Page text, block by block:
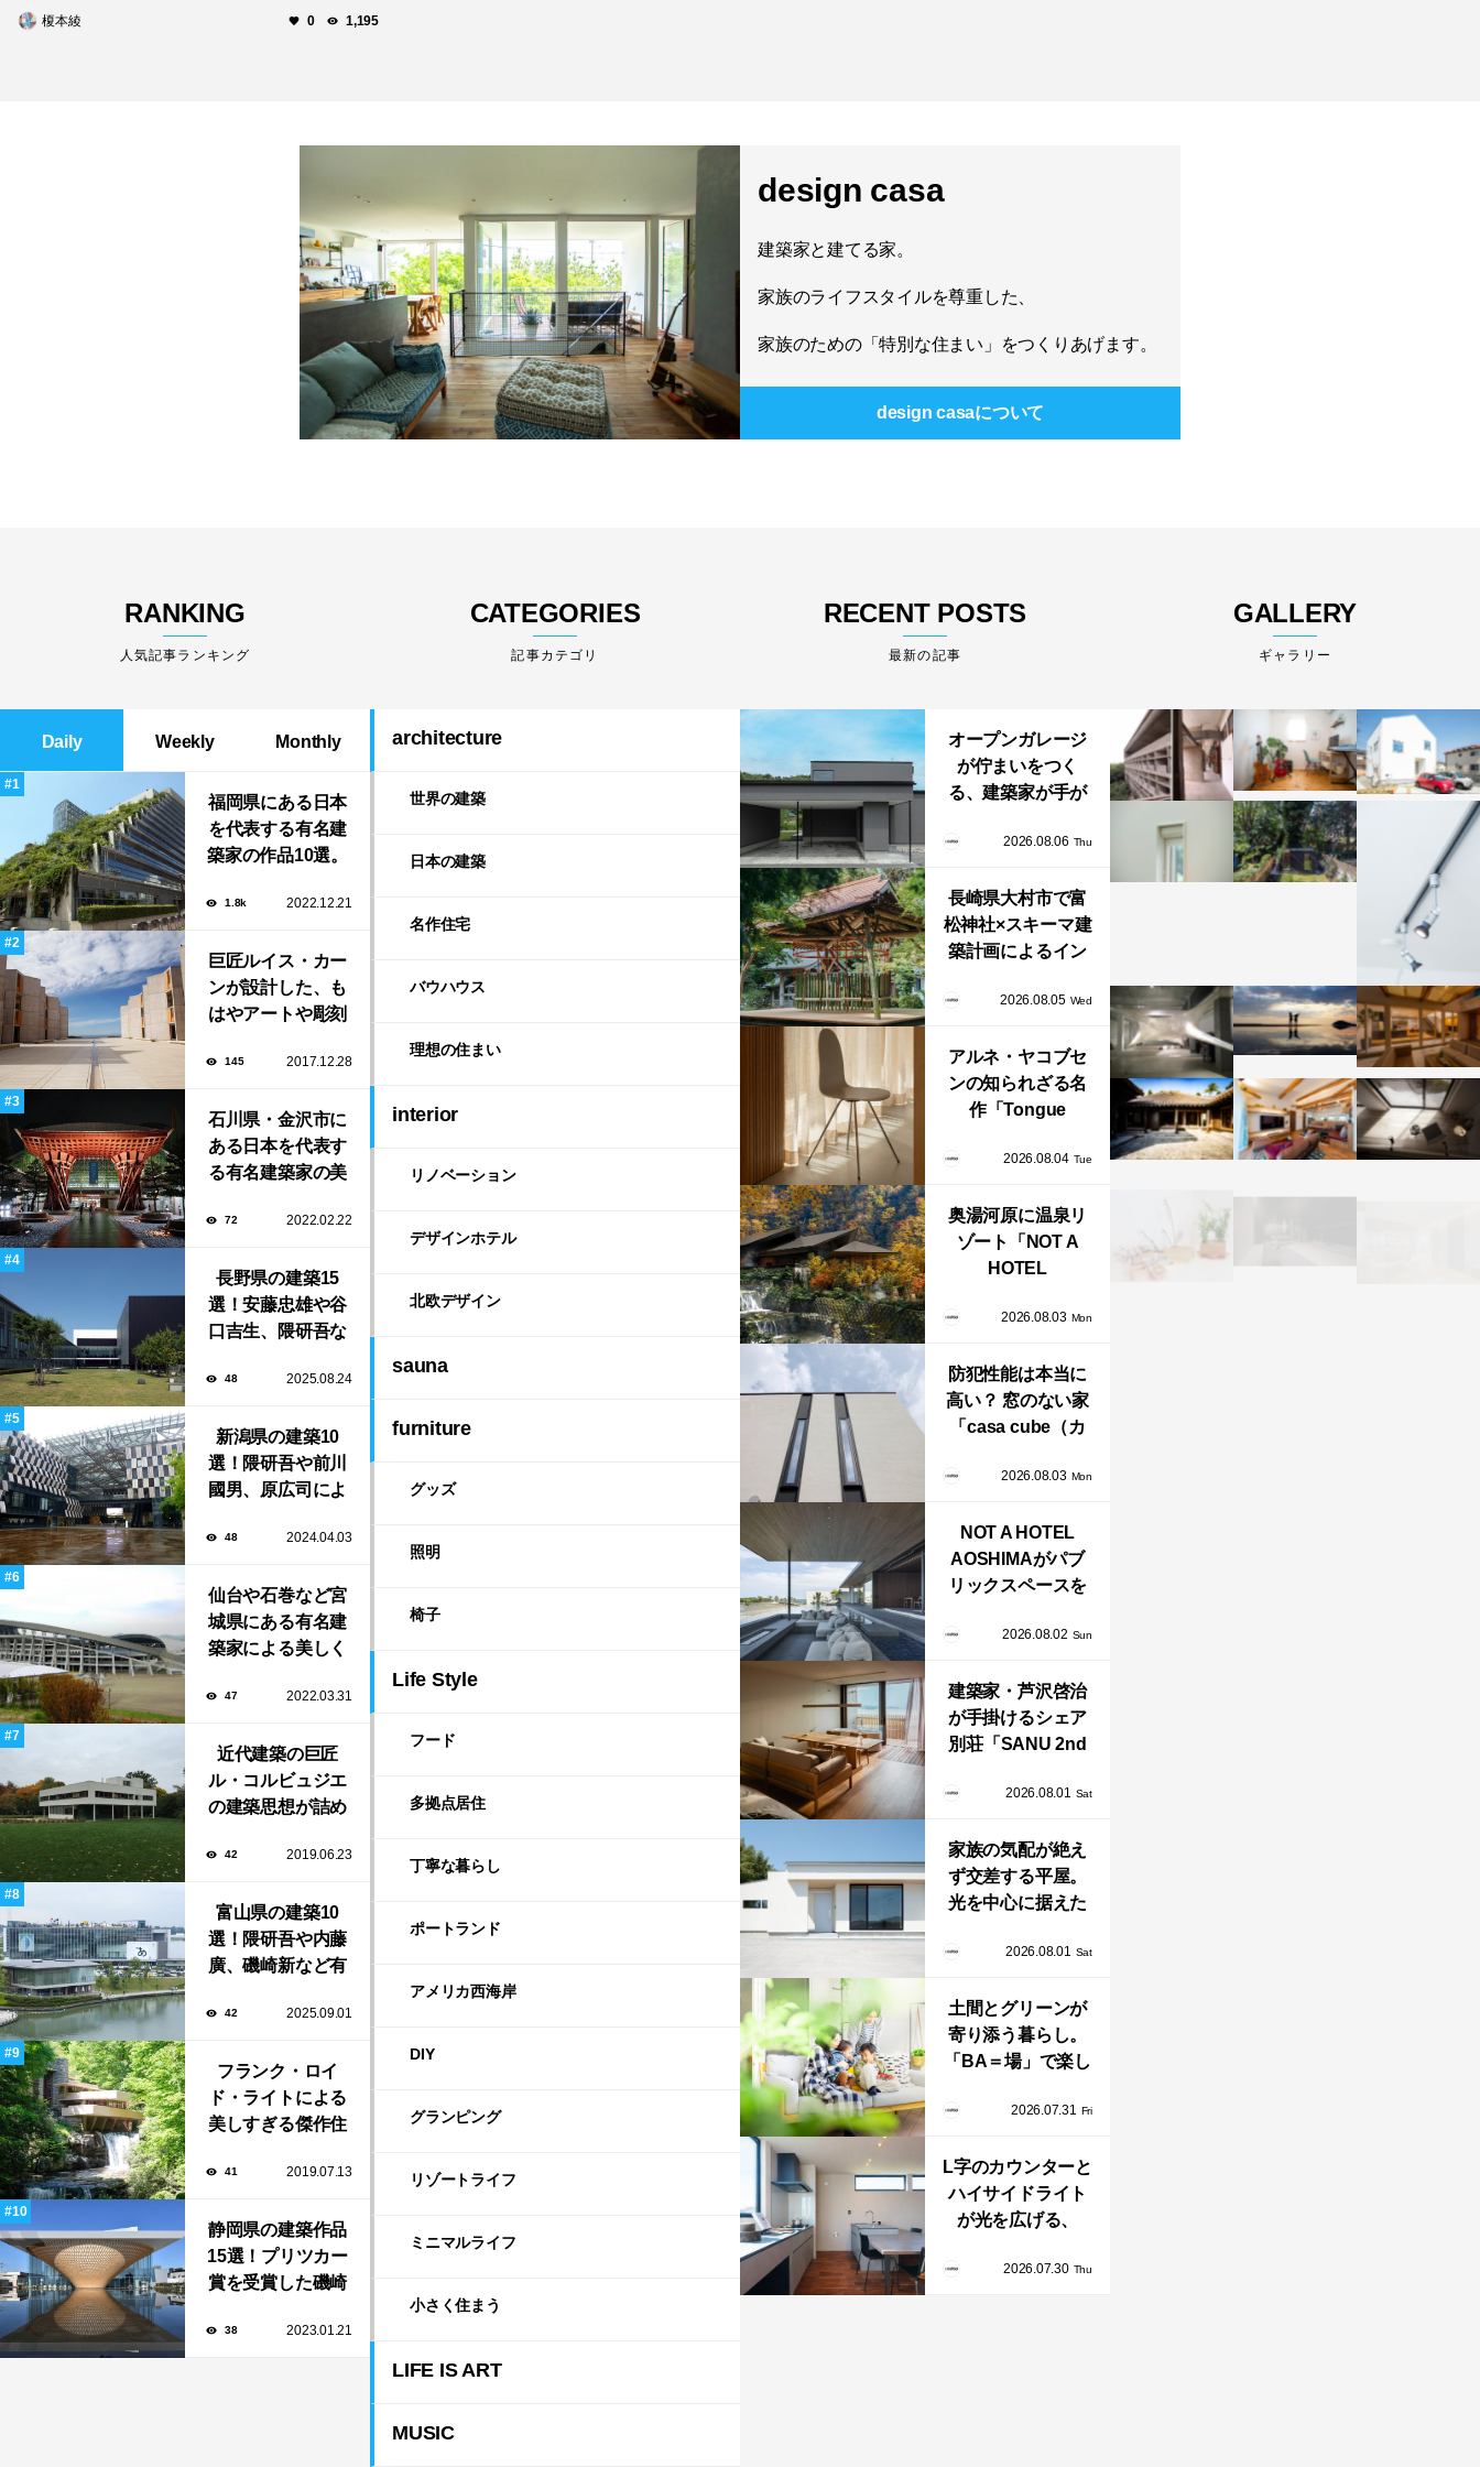
榎本綾 0 1,195
design casa
建築家と建てる家。
家族のライフスタイルを尊重した、
家族のための「特別な住まい」をつくりあげます。
design casaについて
RANKING
人気記事ランキング
Daily Weekly Monthly
福岡県にある日本
を代表する有名建
築家の作品10選。
タバから磯崎新に
1.8k 2022.12.21
巨匠ルイス・カー
ンが設計した、も
はやアートや彫刻
研究所」。
145 2017.12.28
石川県・金沢市に
ある日本を代表す
る有名建築家の美
72 2022.02.22
長野県の建築15
選！安藤忠雄や谷
口吉生、隈研吾な
る豊かな自然と調
共施設！
48 2025.08.24
新潟県の建築10
選！隈研吾や前川
國男、原広司によ
染む至極の建築揃
48 2024.04.03
仙台や石巻など宮
城県にある有名建
築家による美しく
品13選
47 2022.03.31
近代建築の巨匠
ル・コルビュジエ
の建築思想が詰め
「サヴォア邸」
42 2019.06.23
富山県の建築10
選！隈研吾や内藤
廣、磯崎新など有
然と調和する美術
公共施設など！
42 2025.09.01
フランク・ロイ
ド・ライトによる
美しすぎる傑作住
ーリング・ウォー
41 2019.07.13
静岡県の建築作品
15選！プリツカー
賞を受賞した磯崎
建築家が手掛けた
38 2023.01.21
CATEGORIES
architecture
世界の建築
日本の建築
名作住宅
バウハウス
理想の住まい
interior
リノベーション
デザインホテル
北欧デザイン
sauna
furniture
グッズ
照明
椅子
Life Style
フード
多拠点居住
丁寧な暮らし
ポートランド
アメリカ西海岸
DIY
グランピング
リゾートライフ
ミニマルライフ
小さく住まう
LIFE IS ART
MUSIC
RECENT POSTS
最新の記事
オープンガレージ
が佇まいをつく
る、建築家が手が
まい「ふわりと浮
い」
2026.08.06 Thu
長崎県大村市で富
松神社×スキーマ建
築計画によるイン
「循環する竹風
2026.08.05 Wed
アルネ・ヤコブセ
ンの知られざる名
作「Tongue
FRITZ HANSENか
本で発売開始！
2026.08.04 Tue
奥湯河原に温泉リ
ゾート「NOT A
HOTEL
誕生！販売を日
始！
2026.08.03 Mon
防犯性能は本当に
高い？ 窓のない家
「casa cube（カ
ブ）」が叶えるプ
感の正体
2026.08.03 Mon
NOT A HOTEL
AOSHIMAがパブ
リックスペースを
「CHILL2.0」
業！
2026.08.02 Sun
建築家・芦沢啓治
が手掛けるシェア
別荘「SANU 2nd
Owners」、新拠点
売開始
2026.08.01 Sat
家族の気配が絶え
ず交差する平屋。
光を中心に据えた
杜」
2026.08.01 Sat
土間とグリーンが
寄り添う暮らし。
「BA＝場」で楽し
な庭「casa
ーゴ）」
2026.07.31 Fri
L字のカウンターと
ハイサイドライト
が光を広げる、
階LDKとインテリ
2026.07.30 Thu
GALLERY
ギャラリー